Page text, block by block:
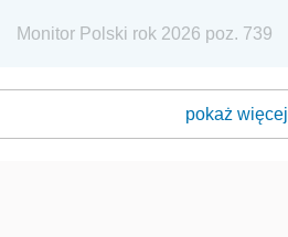
Monitor Polski rok 2026 poz. 739
pokaż więcej